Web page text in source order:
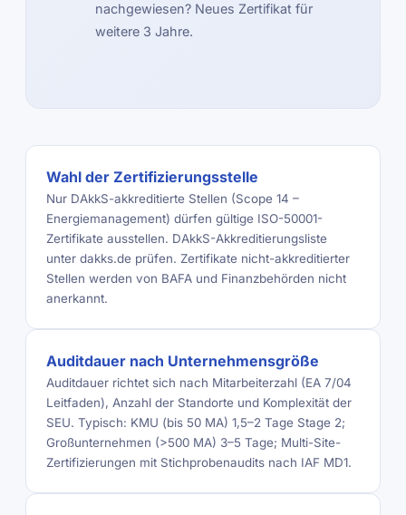
nachgewiesen? Neues Zertifikat für
weitere 3 Jahre.
Wahl der Zertifizierungsstelle
Nur DAkkS-akkreditierte Stellen (Scope 14 –
Energiemanagement) dürfen gültige ISO-50001-
Zertifikate ausstellen. DAkkS-Akkreditierungsliste
unter dakks.de prüfen. Zertifikate nicht-akkreditierter
Stellen werden von BAFA und Finanzbehörden nicht
anerkannt.
Auditdauer nach Unternehmensgröße
Auditdauer richtet sich nach Mitarbeiterzahl (EA 7/04
Leitfaden), Anzahl der Standorte und Komplexität der
SEU. Typisch: KMU (bis 50 MA) 1,5–2 Tage Stage 2;
Großunternehmen (>500 MA) 3–5 Tage; Multi-Site-
Zertifizierungen mit Stichprobenaudits nach IAF MD1.